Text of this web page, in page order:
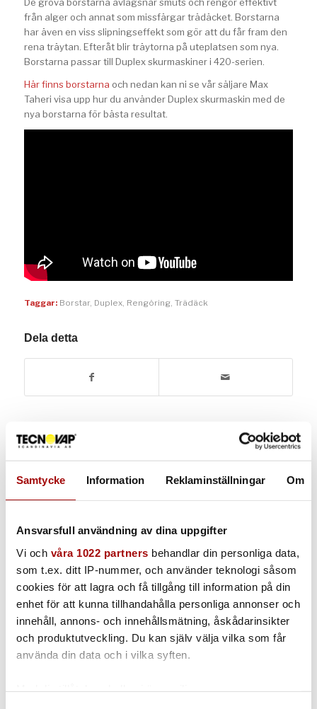
Samtycke Information Reklaminställningar Om
Ansvarsfull användning av dina uppgifter
Vi och våra 1022 partners behandlar din personliga data,
som t.ex. ditt IP-nummer, och använder teknologi såsom
cookies för att lagra och få tillgång till information på din
enhet för att kunna tillhandahålla personliga annonser och
innehåll, annons- och innehållsmätning, åskådarinsikter
och produktutveckling. Du kan själv välja vilka som får
använda din data och i vilka syften.
från alger och annat som missfärgar trädäcket. Borstarna
har även en viss slipningseffekt som gör att du får fram den
rena träytan. Efteråt blir träytorna på uteplatsen som nya.
Borstarna passar till Duplex skurmaskiner i 420-serien.
Här finns borstarna och nedan kan ni se vår säljare Max
Taheri visa upp hur du använder Duplex skurmaskin med de
nya borstarna för bästa resultat.
Taggar: Borstar, Duplex, Rengöring, Trädäck
Dela detta
Mer inom samma ämne
Våra erbjudanden och nyheter på
och Z-Water
Melker Anderssons skitiga golv
räddades av ångskurmaskinen Duplex
Hyr städmaskiner hos oss!